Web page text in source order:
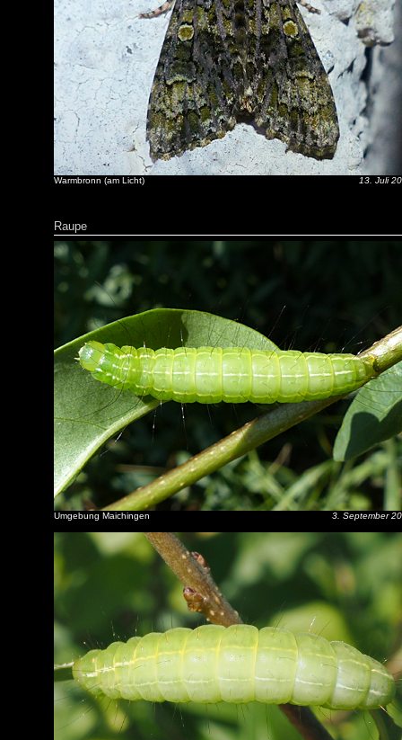
Warmbronn (am Licht) 13. Juli
Raupe
Umgebung Maichingen 3. September